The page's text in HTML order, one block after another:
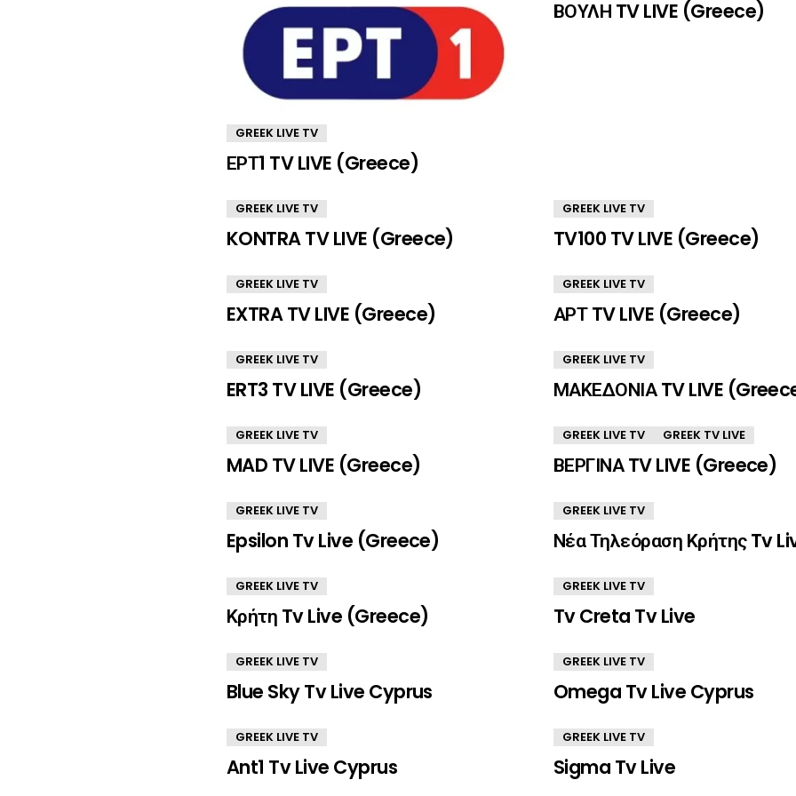
GREEK LIVE TV
ΕΡΤ1 TV LIVE (Greece)
ΒΟΥΛΗ TV LIVE (Greece)
GREEK LIVE TV
KONTRA TV LIVE (Greece)
GREEK LIVE TV
TV100 TV LIVE (Greece)
GREEK LIVE TV
EXTRA TV LIVE (Greece)
GREEK LIVE TV
ΑΡΤ TV LIVE (Greece)
GREEK LIVE TV
ERT3 TV LIVE (Greece)
GREEK LIVE TV
ΜΑΚΕΔΟΝΙΑ TV LIVE
GREEK LIVE TV
MAD TV LIVE (Greece)
GREEK LIVE TV GREEK TV LIVE
ΒΕΡΓΙΝΑ TV LIVE (Greece)
GREEK LIVE TV
Epsilon Tv Live (Greece)
GREEK LIVE TV
Νέα Τηλεόραση Κρήτης Tv
GREEK LIVE TV
Κρήτη Tv Live (Greece)
GREEK LIVE TV
Tv Creta Tv Live
GREEK LIVE TV
Blue Sky Tv Live Cyprus
GREEK LIVE TV
Omega Tv Live Cyprus
GREEK LIVE TV
Ant1 Tv Live Cyprus
GREEK LIVE TV
Sigma Tv Live